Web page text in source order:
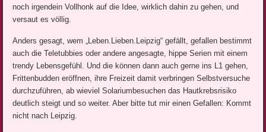
noch irgendein Vollhonk auf die Idee, wirklich dahin zu gehen, und
versaut es völlig.
Anders gesagt, wem „Leben.Lieben.Leipzig“ gefällt, gefallen bestimmt
auch die Teletubbies oder andere angesagte, hippe Serien mit einem
trendy Lebensgefühl. Und die können dann auch gerne ins L1 gehen,
Frittenbudden eröffnen, ihre Freizeit damit verbringen Selbstversuche
durchzuführen, ab wieviel Solariumbesuchen das Hautkrebsrisiko
deutlich steigt und so weiter. Aber bitte tut mir einen Gefallen: Kommt
nicht nach Leipzig.